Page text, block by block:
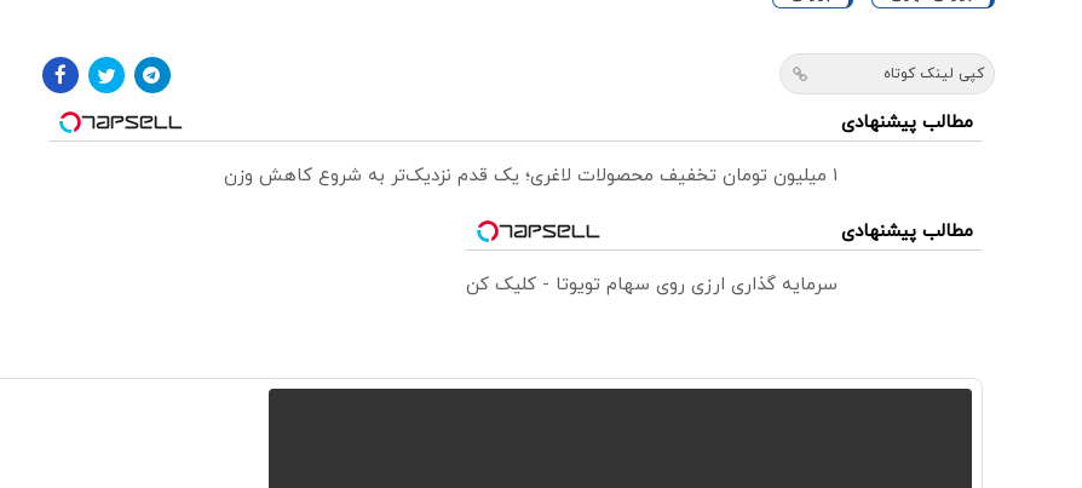
کپی لینک کوتاه
مطالب پیشنهادی
۱ میلیون تومان تخفیف محصولات لاغری؛ یک قدم نزدیک‌تر به شروع کاهش وزن
مطالب پیشنهادی
سرمایه گذاری ارزی روی سهام تویوتا - کلیک کن